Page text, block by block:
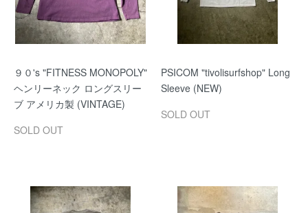
９０'s "FITNESS MONOPOLY"
ヘンリーネック ロングスリー
ブ アメリカ製 (VINTAGE)
SOLD OUT
PSICOM "tivolisurfshop" Long
Sleeve (NEW)
SOLD OUT